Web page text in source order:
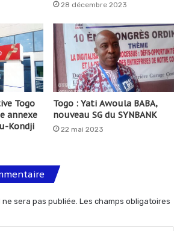
28 décembre 2023
Togo
annexe
Kondji
Togo : Yati Awoula BABA,
nouveau SG du SYNBANK
22 mai 2023
sera pas publiée. Les champs obligatoires